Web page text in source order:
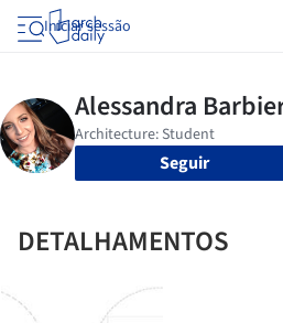
Iniciar sessão
Seguir
DETALHAMENTOS